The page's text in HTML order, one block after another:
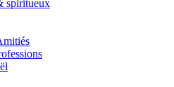
spiritueux